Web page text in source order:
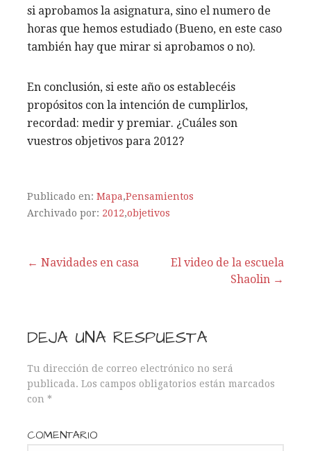
si aprobamos la asignatura, sino el numero de
horas que hemos estudiado (Bueno, en este caso
también hay que mirar si aprobamos o no).
En conclusión, si este año os establecéis
propósitos con la intención de cumplirlos,
recordad: medir y premiar. ¿Cuáles son
vuestros objetivos para 2012?
Publicado en: Mapa,Pensamientos
Archivado por: 2012,objetivos
← Navidades en casa
El video de la escuela
Shaolin →
DEJA UNA RESPUESTA
Tu dirección de correo electrónico no será
publicada. Los campos obligatorios están marcados
con *
COMENTARIO